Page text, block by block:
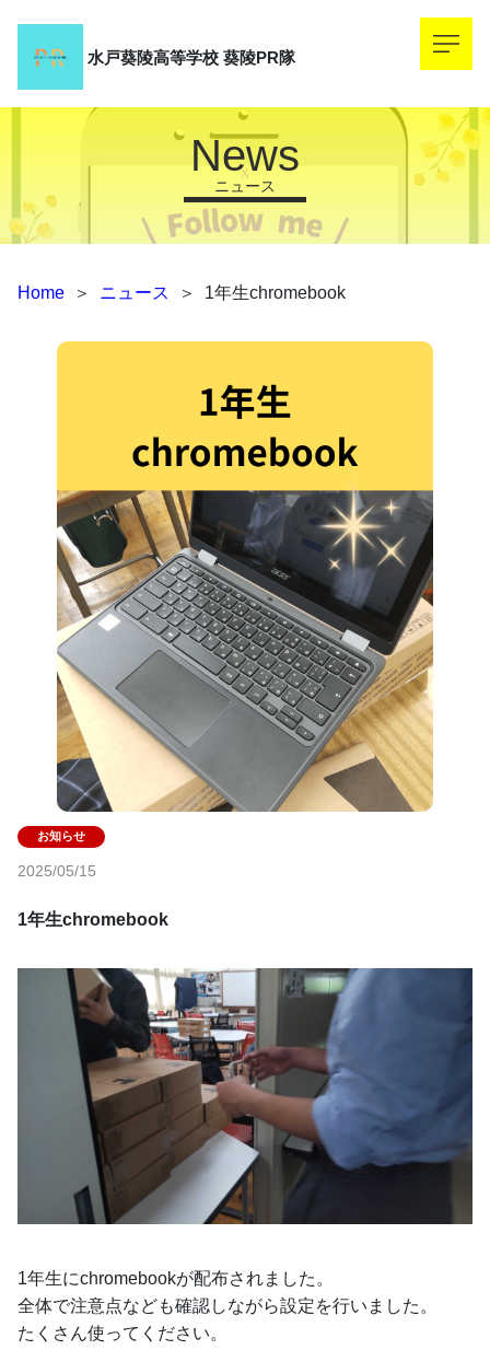
水戸葵陵高等学校 葵陵PR隊
ニュース
News
Home ＞ ニュース ＞ 1年生chromebook
2025/05/15
1年生chromebook
1年生にchromebookが配布されました。
全体で注意点なども確認しながら設定を行いました。
たくさん使ってください。